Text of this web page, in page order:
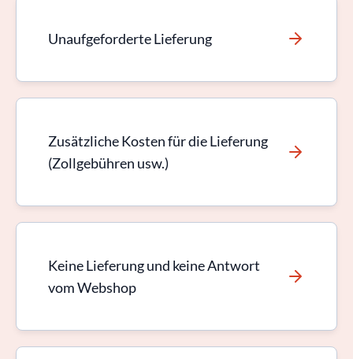
Unaufgeforderte Lieferung
Zusätzliche Kosten für die Lieferung
(Zollgebühren usw.)
Keine Lieferung und keine Antwort
vom Webshop